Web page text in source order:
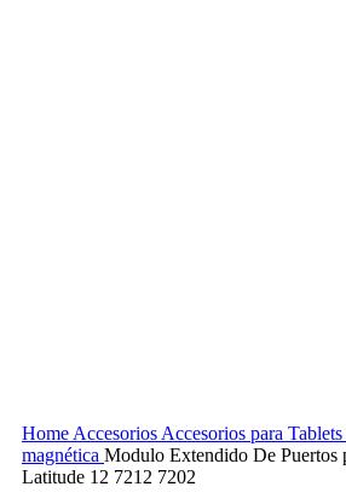
Home Accesorios Accesorios para
magnética Modulo Extendido De Puertos
Latitude 12 7212 7202